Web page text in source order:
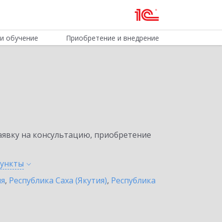
обучение Приобретение и внедрение
на консультацию, приобретение
, Республика Саха (Якутия), Республика